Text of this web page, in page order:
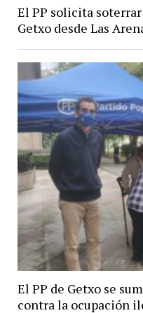
El PP solicita
Getxo desde Las
El PP de Getxo se
contra la ocupación